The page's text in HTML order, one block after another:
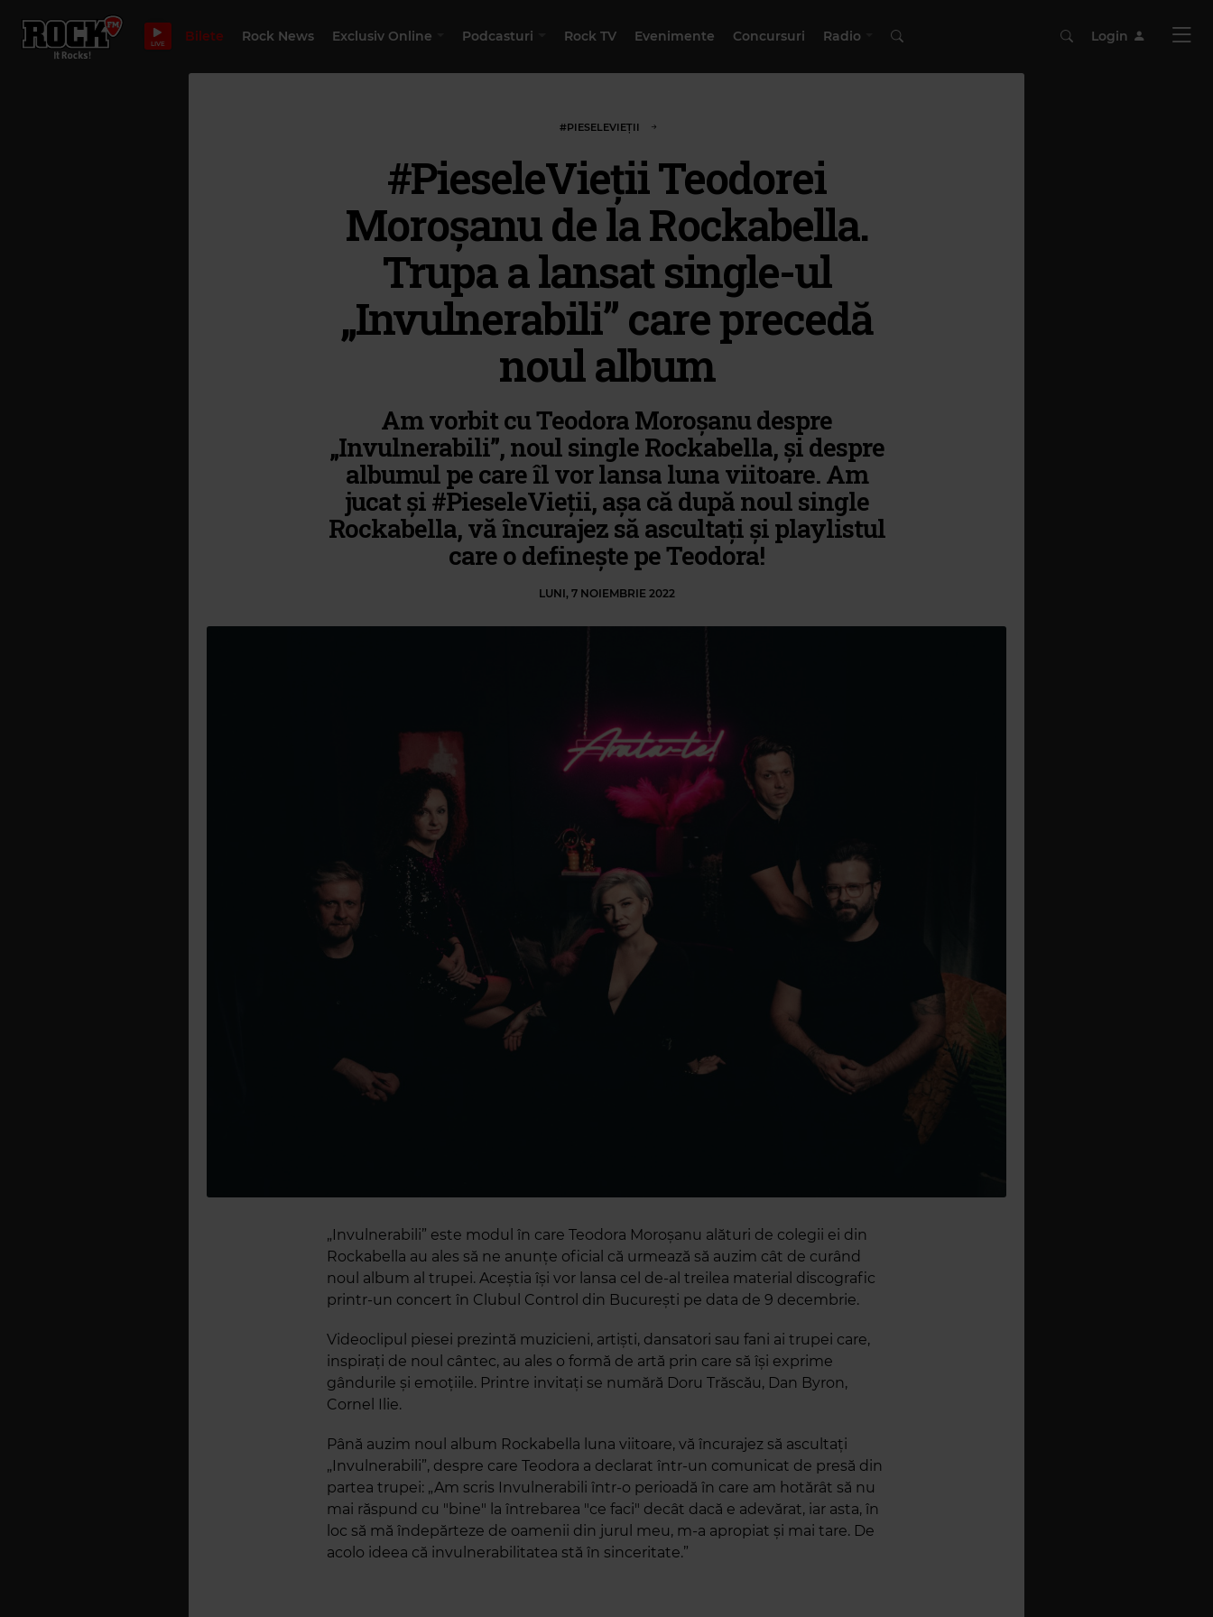
LIVE Bilete Rock News Exclusiv Online Podcasturi Rock TV Evenimente Concursuri Radio Login
#PIESELEVIEȚII
#PieseleVieții Teodorei
Moroșanu de la Rockabella.
Trupa a lansat single-ul
„Invulnerabili” care precedă
noul album
Am vorbit cu Teodora Moroșanu despre
„Invulnerabili”, noul single Rockabella, și despre
albumul pe care îl vor lansa luna viitoare. Am
jucat și #PieseleVieții, așa că după noul single
Rockabella, vă încurajez să ascultați și playlistul
care o definește pe Teodora!
LUNI, 7 NOIEMBRIE 2022
„Invulnerabili” este modul în care Teodora Moroșanu alături de colegii ei din
Rockabella au ales să ne anunțe oficial că urmează să auzim cât de curând
noul album al trupei. Aceștia își vor lansa cel de-al treilea material discografic
printr-un concert în Clubul Control din București pe data de 9 decembrie.
Videoclipul piesei prezintă muzicieni, artiști, dansatori sau fani ai trupei care,
inspirați de noul cântec, au ales o formă de artă prin care să își exprime
gândurile și emoțiile. Printre invitați se numără Doru Trăscău, Dan Byron,
Cornel Ilie.
Până auzim noul album Rockabella luna viitoare, vă încurajez să ascultați
„Invulnerabili”, despre care Teodora a declarat într-un comunicat de presă din
partea trupei: „Am scris Invulnerabili într-o perioadă în care am hotărât să nu
mai răspund cu "bine" la întrebarea "ce faci" decât dacă e adevărat, iar asta, în
loc să mă îndepărteze de oamenii din jurul meu, m-a apropiat și mai tare. De
acolo ideea că invulnerabilitatea stă în sinceritate.”